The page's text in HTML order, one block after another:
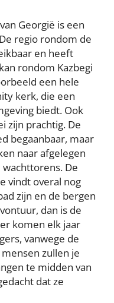
Georgië is een
regio rondom de
en heeft
rondom Kazbegi
een hele
kerk, die een
biedt. Ook
zijn prachtig. De
begaanbaar, maar
naar afgelegen
De
vindt overal nog
zijn en de bergen
dan is de
komen elk jaar
vanwege de
zullen je
te midden van
dat ze